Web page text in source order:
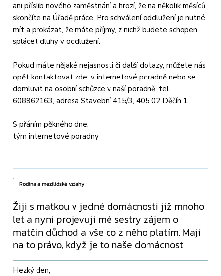
ani příslib nového zaměstnání a hrozí, že na několik měsíců
skončíte na Úřadě práce. Pro schválení oddlužení je nutné
mít a prokázat, že máte příjmy, z nichž budete schopen
splácet dluhy v oddlužení.
Pokud máte nějaké nejasnosti či další dotazy, můžete nás
opět kontaktovat zde, v internetové poradně nebo se
domluvit na osobní schůzce v naší poradně, tel.
608962163, adresa Stavební 415/3, 405 02 Děčín 1.
S přáním pěkného dne,
tým internetové poradny
Rodina a mezilidské vztahy
Žiji s matkou v jedné domácnosti již mnoho
let a nyní projevují mé sestry zájem o
matčin důchod a vše co z něho platím. Mají
na to právo, když je to naše domácnost.
Hezký den,